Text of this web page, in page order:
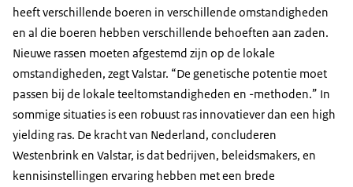
heeft verschillende boeren in verschillende omstandigheden
en al die boeren hebben verschillende behoeften aan zaden.
Nieuwe rassen moeten afgestemd zijn op de lokale
omstandigheden, zegt Valstar. “De genetische potentie moet
passen bij de lokale teeltomstandigheden en -methoden.” In
sommige situaties is een robuust ras innovatiever dan een high
yielding ras. De kracht van Nederland, concluderen
Westenbrink en Valstar, is dat bedrijven, beleidsmakers, en
kennisinstellingen ervaring hebben met een brede